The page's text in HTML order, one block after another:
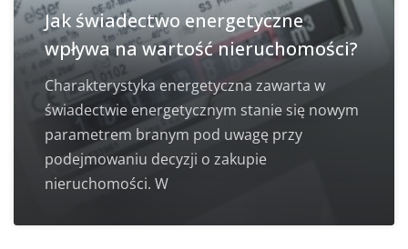
Jak świadectwo energetyczne
wpływa na wartość nieruchomości?
Charakterystyka energetyczna zawarta w
świadectwie energetycznym stanie się nowym
parametrem branym pod uwagę przy
podejmowaniu decyzji o zakupie
nieruchomości. W